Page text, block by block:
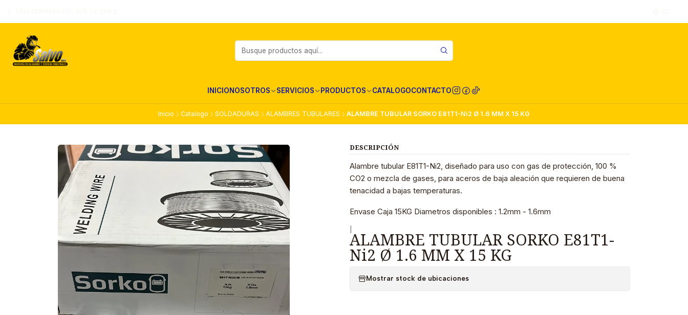
INICIONOSOTROS SERVICIOS PRODUCTOS CATALOGOCONTACTO
Inicio Catalogo SOLDADURAS ALAMBRES TUBULARES ALAMBRE TUBULAR SORKO E81T1-Ni2 Ø 1.6 MM X 15 KG
DESCRIPCIÓN
Alambre tubular E81T1-Ni2, diseñado para uso con gas de protección, 100 %
CO2 o mezcla de gases, para aceros de baja aleación que requieren de buena
tenacidad a bajas temperaturas.
Envase Caja 15KG Diametros disponibles : 1.2mm - 1.6mm
ALAMBRE TUBULAR SORKO E81T1-
Ni2 Ø 1.6 MM X 15 KG
Mostrar stock de ubicaciones